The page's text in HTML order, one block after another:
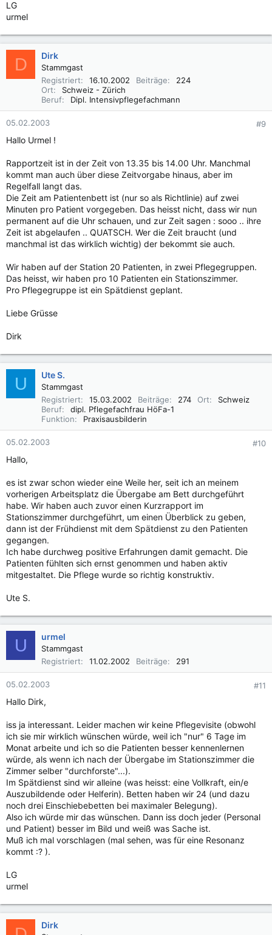
LG
urmel
D Dirk
Stammgast
Registriert
16.10.2002 Beiträge
224
Ort
Schweiz - Zürich
Beruf
Dipl. Intensivpflegefachmann
05.02.2003 #9
Hallo Urmel !
Rapportzeit ist in der Zeit von 13.35 bis 14.00 Uhr. Manchmal
kommt man auch über diese Zeitvorgabe hinaus, aber im
Regelfall langt das.
Die Zeit am Patientenbett ist (nur so als Richtlinie) auf zwei
Minuten pro Patient vorgegeben. Das heisst nicht, dass wir nun
permanent auf die Uhr schauen, und zur Zeit sagen : sooo .. ihre
Zeit ist abgelaufen .. QUATSCH. Wer die Zeit braucht (und
manchmal ist das wirklich wichtig) der bekommt sie auch.
Wir haben auf der Station 20 Patienten, in zwei Pflegegruppen.
Das heisst, wir haben pro 10 Patienten ein Stationszimmer.
Pro Pflegegruppe ist ein Spätdienst geplant.
Liebe Grüsse
Dirk
U Ute S.
Stammgast
Registriert
15.03.2002 Beiträge 274 Ort
Schweiz
Beruf
dipl. Pflegefachfrau HöFa-1
Funktion
Praxisausbilderin
05.02.2003 #10
Hallo,
es ist zwar schon wieder eine Weile her, seit ich an meinem
vorherigen Arbeitsplatz die Übergabe am Bett durchgeführt
habe. Wir haben auch zuvor einen Kurzrapport im
Stationszimmer durchgeführt, um einen Überblick zu geben,
dann ist der Frühdienst mit dem Spätdienst zu den Patienten
gegangen.
Ich habe durchweg positive Erfahrungen damit gemacht. Die
Patienten fühlten sich ernst genommen und haben aktiv
mitgestaltet. Die Pflege wurde so richtig konstruktiv.
Ute S.
U urmel
Stammgast
Registriert
11.02.2002 Beiträge 291
05.02.2003 #11
Hallo Dirk,
iss ja interessant. Leider machen wir keine Pflegevisite (obwohl
ich sie mir wirklich wünschen würde, weil ich "nur" 6 Tage im
Monat arbeite und ich so die Patienten besser kennenlernen
würde, als wenn ich nach der Übergabe im Stationszimmer die
Zimmer selber "durchforste"...).
Im Spätdienst sind wir alleine (was heisst: eine Vollkraft, ein/e
Auszubildende oder Helferin). Betten haben wir 24 (und dazu
noch drei Einschiebebetten bei maximaler Belegung).
Also ich würde mir das wünschen. Dann iss doch jeder (Personal
und Patient) besser im Bild und weiß was Sache ist.
Muß ich mal vorschlagen (mal sehen, was für eine Resonanz
kommt :? ).
LG
urmel
Dirk